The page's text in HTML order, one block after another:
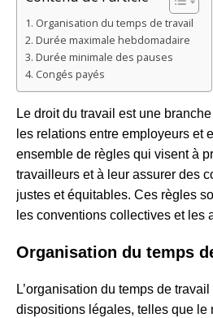
Organisation du temps de travail
Durée maximale hebdomadaire
Durée minimale des pauses
Congés payés
Le droit du travail est une
les relations entre employeurs et
ensemble de règles qui visent à
travailleurs et à leur assurer des
justes et équitables. Ces règles
les conventions collectives et les
Organisation du temps
L’organisation du temps de
dispositions légales, telles que le